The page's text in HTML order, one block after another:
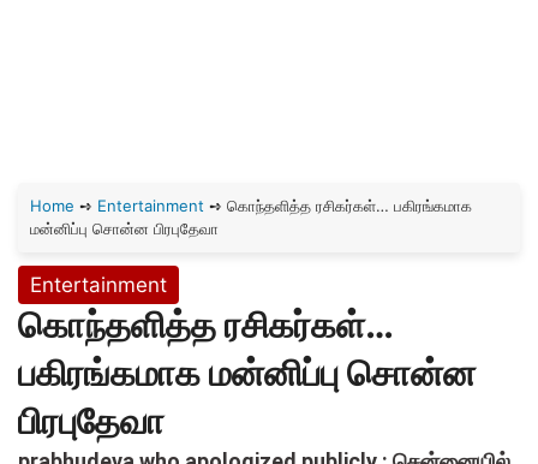
Home ➺ Entertainment ➺ கொந்தளித்த ரசிகர்கள்… பகிரங்கமாக
மன்னிப்பு சொன்ன பிரபுதேவா
Entertainment
கொந்தளித்த ரசிகர்கள்…
பகிரங்கமாக மன்னிப்பு சொன்ன
பிரபுதேவா